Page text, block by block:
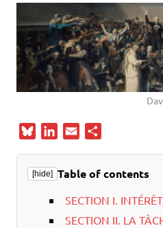
u
e
k
i
l
t
a
g
[hide] Table of contents
SECTION I.
SECTION II. LA